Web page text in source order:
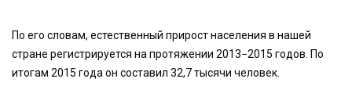
По его словам, естественный прирост населения в нашей
стране регистрируется на протяжении 2013−2015 годов. По
итогам 2015 года он составил 32,7 тысячи человек.